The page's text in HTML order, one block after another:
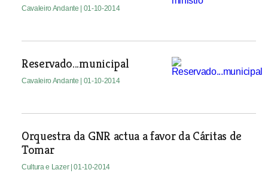
Cavaleiro Andante | 01-10-2014
Reservado...municipal
Cavaleiro Andante | 01-10-2014
Orquestra da GNR actua a favor da Cáritas de
Tomar
Cultura e Lazer | 01-10-2014